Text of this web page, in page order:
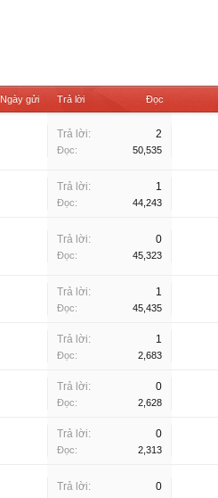
Ngày gửi Trả lời Đọc
Trả lời: 2
Đọc: 50,535
Trả lời: 1
Đọc: 44,243
Trả lời: 0
Đọc: 45,323
Trả lời: 1
Đọc: 45,435
Trả lời: 1
Đọc: 2,683
Trả lời: 0
Đọc: 2,628
Trả lời: 0
Đọc: 2,313
Trả lời: 0